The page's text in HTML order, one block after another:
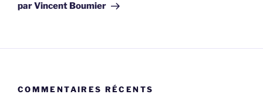
par Vincent Boumier
COMMENTAIRES RÉCENTS